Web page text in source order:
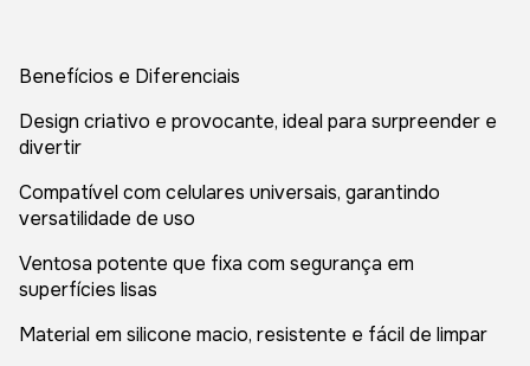
Benefícios e Diferenciais
Design criativo e provocante, ideal para surpreender e
divertir
Compatível com celulares universais, garantindo
versatilidade de uso
Ventosa potente que fixa com segurança em
superfícies lisas
Material em silicone macio, resistente e fácil de limpar